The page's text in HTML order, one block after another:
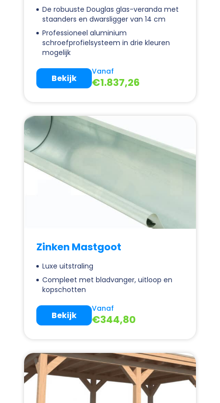
De robuuste Douglas glas-veranda met
staanders en dwarsligger van 14 cm
Professioneel aluminium
schroefprofielsysteem in drie kleuren
mogelijk
Vanaf
€1.837,26
Bekijk
Zinken Mastgoot
Luxe uitstraling
Compleet met bladvanger, uitloop en
kopschotten
Vanaf
€344,80
Bekijk